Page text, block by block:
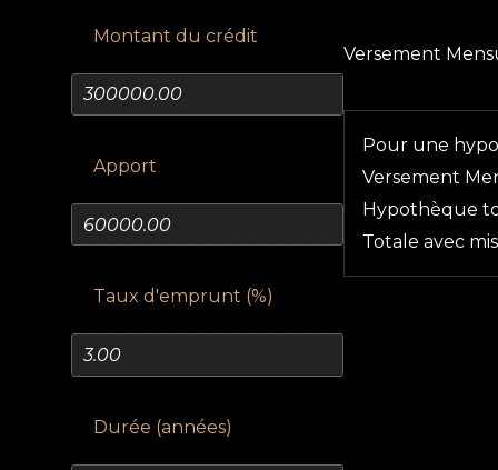
Montant du crédit
Apport
Taux d'emprunt (%)
Durée (années)
Versement
Pour une
Versement
Hypothèque
Totale avec